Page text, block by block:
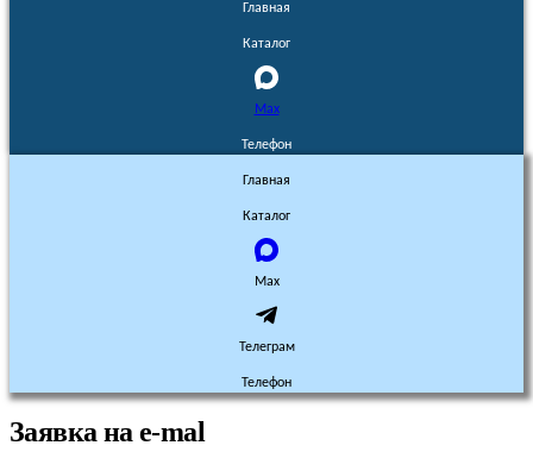
Главная
Каталог
Max
Телефон
Главная
Каталог
Max
Телеграм
Телефон
Заявка на e-mal